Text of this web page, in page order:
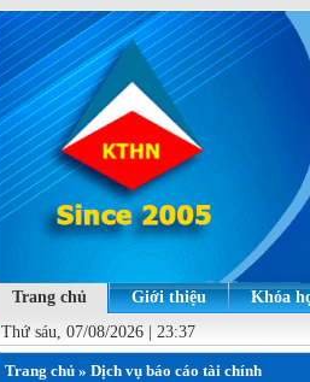
Trang chủ Giới thiệu
Khóa
Thứ sáu, 07/08/2026 | 23:37
Trang chủ » Dịch vụ báo cáo tài chính